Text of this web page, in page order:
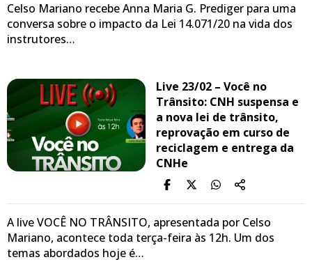
Celso Mariano recebe Anna Maria G. Prediger para uma
conversa sobre o impacto da Lei 14.071/20 na vida dos
instrutores…
Live 23/02 – Você no
Trânsito: CNH suspensa e
a nova lei de trânsito,
reprovação em curso de
reciclagem e entrega da
CNHe
A live VOCÊ NO TRÂNSITO, apresentada por Celso
Mariano, acontece toda terça-feira às 12h. Um dos
temas abordados hoje é…